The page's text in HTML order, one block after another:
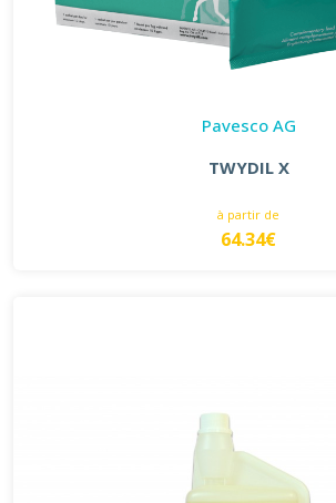
Pavesco AG
TWYDIL X
à partir de
64.34€